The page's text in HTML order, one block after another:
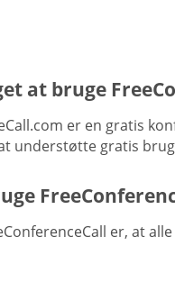
at bruge
er en gratis
understøtte gratis
er, at